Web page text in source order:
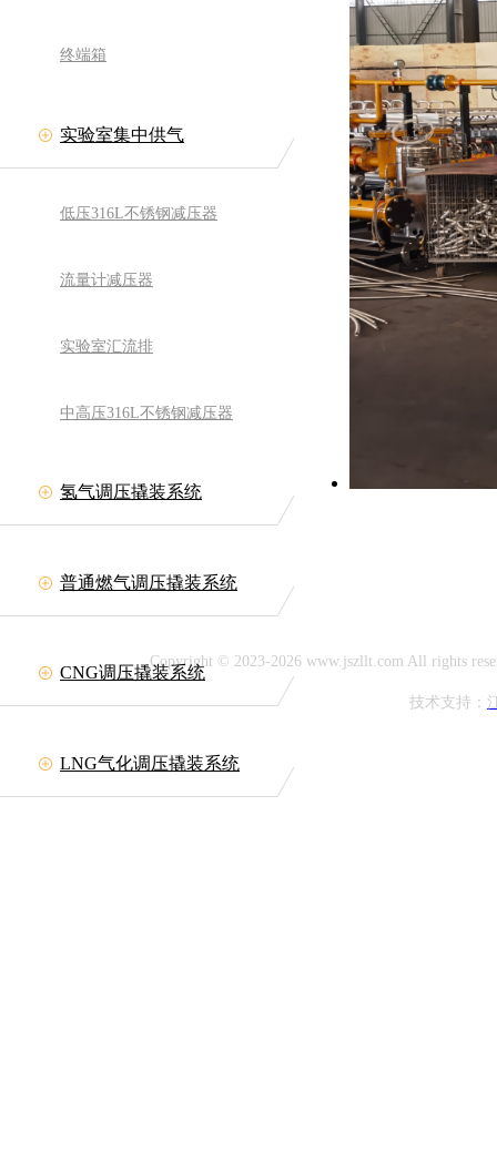
终端箱
实验室集中供气
低压316L不锈钢减压器
流量计减压器
实验室汇流排
中高压316L不锈钢减压器
氢气调压撬装系统
普通燃气调压撬装系统
CNG调压撬装系统
LNG气化调压撬装系统
限公司
Copyright © 2023-2026 www.jszllt.com All rights
技术支持：